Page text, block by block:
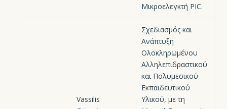
Μικροελεγκτή PIC.
Vassilis
Σχεδιασμός και
Ανάπτυξη
Ολοκληρωμένου
Αλληλεπιδραστικού
και Πολυμεσικού
Εκπαιδευτικού
Υλικού, με τη